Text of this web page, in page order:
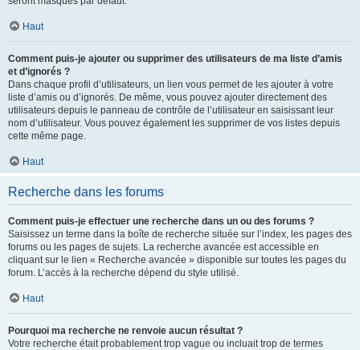
Haut
Comment puis-je ajouter ou supprimer des utilisateurs de ma liste d’amis
et d’ignorés ?
Dans chaque profil d’utilisateurs, un lien vous permet de les ajouter à votre
liste d’amis ou d’ignorés. De même, vous pouvez ajouter directement des
utilisateurs depuis le panneau de contrôle de l’utilisateur en saisissant leur
nom d’utilisateur. Vous pouvez également les supprimer de vos listes depuis
cette même page.
Haut
Recherche dans les forums
Comment puis-je effectuer une recherche dans un ou des forums ?
Saisissez un terme dans la boîte de recherche située sur l’index, les pages des
forums ou les pages de sujets. La recherche avancée est accessible en
cliquant sur le lien « Recherche avancée » disponible sur toutes les pages du
forum. L’accès à la recherche dépend du style utilisé.
Haut
Pourquoi ma recherche ne renvoie aucun résultat ?
Votre recherche était probablement trop vague ou incluait trop de termes